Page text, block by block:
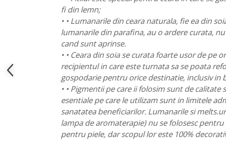
fi din lemn;
• • Lumanarile din ceara naturala, fie ea din
lumanarile din parafina, au o ardere curata,
cand sunt aprinse.
• • Ceara din soia se curata foarte usor de pe
recipientul in care este turnata sa se poata
gospodarie pentru orice destinatie, inclusiv in
• • Pigmentii pe care ii folosim sunt de
esentiale pe care le utilizam sunt in limitele
sanatatea beneficiarilor. Lumanarile si
lampa de aromaterapie) nu se folosesc
pentru piele, dar scopul lor este 100%